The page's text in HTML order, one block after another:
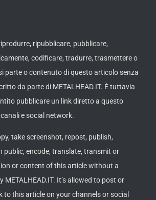
ripubblicare, pubblicare,
codificare, tradurre, trasmettere o
parte o contenuto di questo articolo senza
da parte di METALHEAD.IT. È tuttavia
pubblicare un link diretto a questo
e social network.
take screenshot, repost, publish,
public, encode, translate, transmit or
or content of this article without a
It’s allowed to post or
to this article on your channels or social